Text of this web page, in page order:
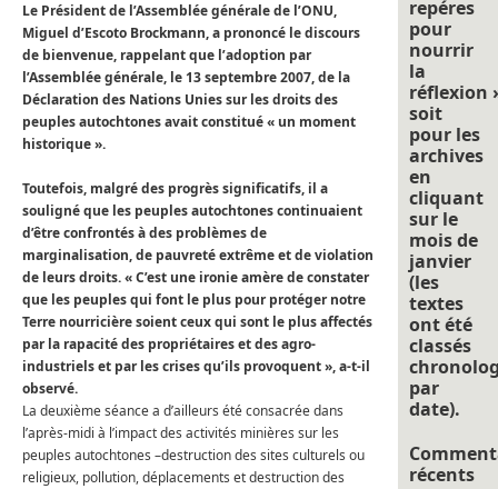
Le Président de l’Assemblée générale de l’ONU,
Miguel d’Escoto Brockmann, a prononcé le discours
de bienvenue, rappelant que l’adoption par
l’Assemblée générale, le 13 septembre 2007, de la
Déclaration des Nations Unies sur les droits des
peuples autochtones avait constitué « un moment
historique ».
Toutefois, malgré des progrès significatifs, il a
souligné que les peuples autochtones continuaient
d’être confrontés à des problèmes de
marginalisation, de pauvreté extrême et de violation
de leurs droits.« C’est une ironie amère de constater
que les peuples qui font le plus pour protéger notre
Terre nourricière soient ceux qui sont le plus affectés
par la rapacité des propriétaires et des agro-
industriels et par les crises qu’ils provoquent », a-t-il
observé.
La deuxième séance a d’ailleurs été consacrée dans
l’après-midi à l’impact des activités minières sur les
peuples autochtones –destruction des sites culturels ou
religieux, pollution, déplacements et destruction des
repéres
pour
nourrir
la
réflexion
soit
pour les
archives
en
cliquant
sur le
mois de
janvier
(les
textes
ont été
classés
par
date).
récents